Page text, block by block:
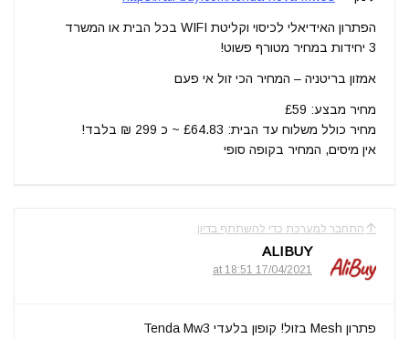
הפתרון האידיאלי לכיסוי וקליטת WIFI בכל הבית או המשרד
3 יחידות במחיר מטורף פשוט!
אמזון בריטניה – המחיר הכי זול אי פעם
מחיר מבצע: £59
מחיר כולל משלוח עד הבית: £64.83 ~ כ 299 ₪ בלבד!
אין מיסים, המחיר בקופה סופי
התחבר למערכת כדי להשתתף בדיון
ALIBUY
17/04/2021 at 18:51
פתרון Mesh בזול! קופון בלעדי Tenda Mw3